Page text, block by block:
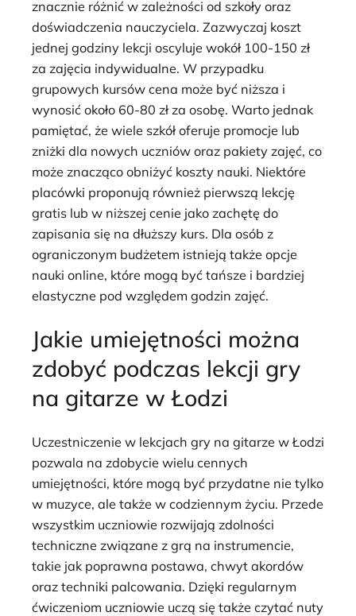
znacznie różnić w zależności od szkoły oraz
doświadczenia nauczyciela. Zazwyczaj koszt
jednej godziny lekcji oscyluje wokół 100-150 zł
za zajęcia indywidualne. W przypadku
grupowych kursów cena może być niższa i
wynosić około 60-80 zł za osobę. Warto jednak
pamiętać, że wiele szkół oferuje promocje lub
zniżki dla nowych uczniów oraz pakiety zajęć, co
może znacząco obniżyć koszty nauki. Niektóre
placówki proponują również pierwszą lekcję
gratis lub w niższej cenie jako zachętę do
zapisania się na dłuższy kurs. Dla osób z
ograniczonym budżetem istnieją także opcje
nauki online, które mogą być tańsze i bardziej
elastyczne pod względem godzin zajęć.
Jakie umiejętności można
zdobyć podczas lekcji gry
na gitarze w Łodzi
Uczestniczenie w lekcjach gry na gitarze w Łodzi
pozwala na zdobycie wielu cennych
umiejętności, które mogą być przydatne nie tylko
w muzyce, ale także w codziennym życiu. Przede
wszystkim uczniowie rozwijają zdolności
techniczne związane z grą na instrumencie,
takie jak poprawna postawa, chwyt akordów
oraz techniki palcowania. Dzięki regularnym
ćwiczeniom uczniowie uczą się także czytać nuty